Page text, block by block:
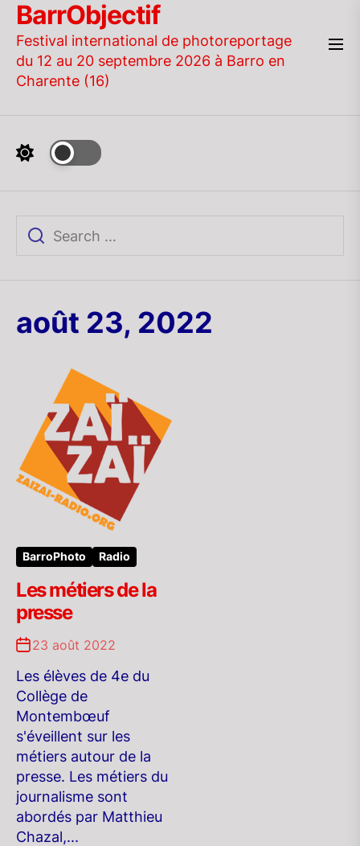
Skip
the
content
BarrObjectif
Festival international de photoreportage
du 12 au 20 septembre 2026 à Barro en
Charente (16)
août 23, 2022
BarroPhoto Radio
Les métiers de la
presse
23 août 2022
Les élèves de 4e du
Collège de
Montembœuf
s'éveillent sur les
métiers autour de la
presse. Les métiers du
journalisme sont
abordés par Matthieu
Chazal,...